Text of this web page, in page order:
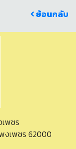
ย้อนกลับ
พชร
งเพชร 62000